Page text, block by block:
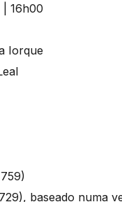
Iorque
baseado numa